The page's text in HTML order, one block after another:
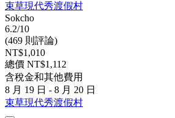
束草現代秀渡假村
Sokcho
6.2/10
(469 則評論)
NT$1,010
總價 NT$1,112
含稅金和其他費用
8 月 19 日 - 8 月 20 日
束草現代秀渡假村